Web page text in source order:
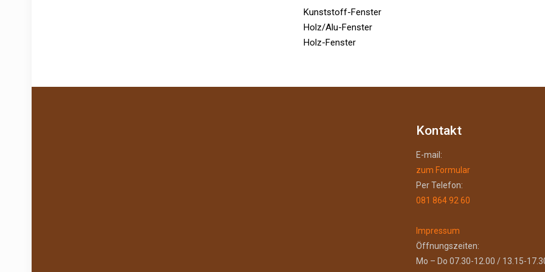
Kunststoff-Fenster
Holz/Alu-Fenster
Holz-Fenster
Kontakt
E-mail:
zum Formular
Per Telefon:
081 864 92 60
Impressum
Öffnungszeiten:
Mo – Do 07.30-12.00 / 13.15-